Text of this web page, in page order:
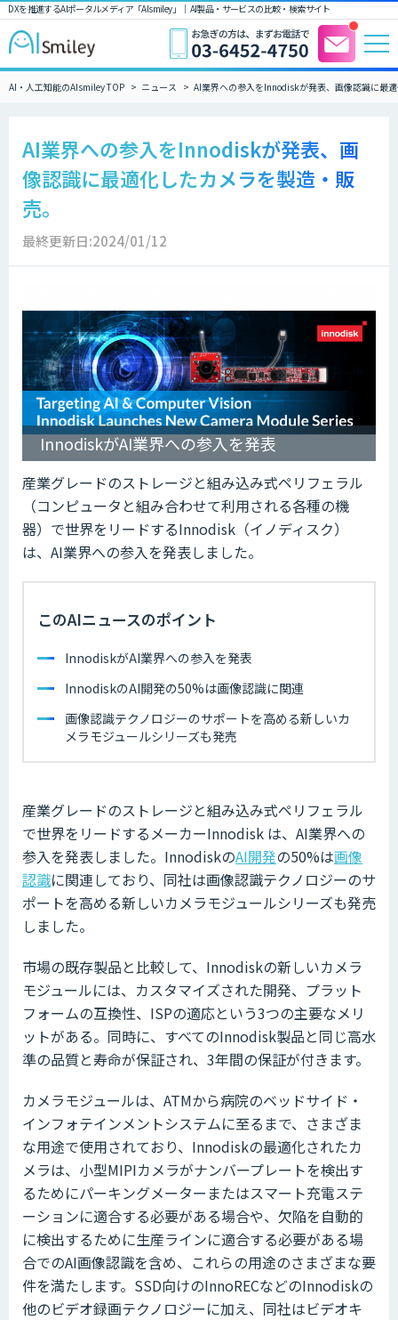
DXを推進するAIポータルメディア「AIsmiley」｜ AI製品・サービスの比較・検索サイト
AI・人工知能のAIsmiley TOP ニュース AI業界への参入をInnodiskが発表、画像認識に最
AI業界への参入をInnodiskが発表、画
像認識に最適化したカメラを製造・販
売。
最終更新日:2024/01/12
InnodiskがAI業界への参入を発表
産業グレードのストレージと組み込み式ペリフェラル
（コンピュータと組み合わせて利用される各種の機
器）で世界をリードするInnodisk（イノディスク）
は、AI業界への参入を発表しました。
このAIニュースのポイント
InnodiskがAI業界への参入を発表
InnodiskのAI開発の50%は画像認識に関連
画像認識テクノロジーのサポートを高める新しいカ
メラモジュールシリーズも発売
産業グレードのストレージと組み込み式ペリフェラル
で世界をリードするメーカーInnodisk は、AI業界への
参入を発表しました。InnodiskのAI開発の50%は画像
認識に関連しており、同社は画像認識テクノロジーのサ
ポートを高める新しいカメラモジュールシリーズも発売
しました。
市場の既存製品と比較して、Innodiskの新しいカメラ
モジュールには、カスタマイズされた開発、プラット
フォームの互換性、ISPの適応という3つの主要なメリ
ットがある。同時に、すべてのInnodisk製品と同じ高水
準の品質と寿命が保証され、3年間の保証が付きます。
カメラモジュールは、ATMから病院のベッドサイド・
インフォテインメントシステムに至るまで、さまざま
な用途で使用されており、Innodiskの最適化されたカ
メラは、小型MIPIカメラがナンバープレートを検出す
るためにパーキングメーターまたはスマート充電ステ
ーションに適合する必要がある場合や、欠陥を自動的
に検出するために生産ラインに適合する必要がある場
合でのAI画像認識を含め、これらの用途のさまざまな要
件を満たします。SSD向けのInnoRECなどのInnodiskの
他のビデオ録画テクノロジーに加え、同社はビデオキ